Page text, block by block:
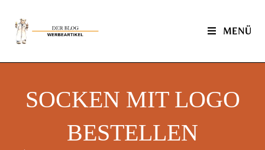
MENÜ
SOCKEN MIT LOGO
BESTELLEN